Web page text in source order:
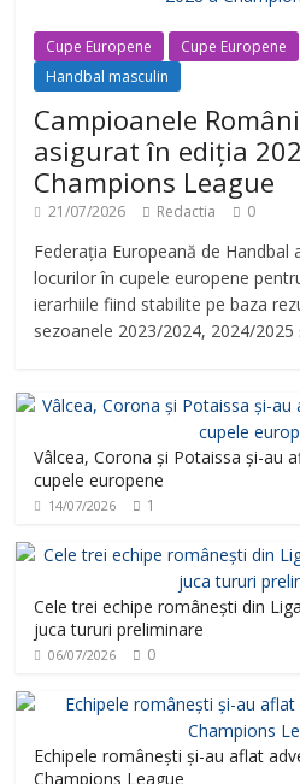
Cupe Europene Cupe Europene
Handbal masculin
Campioanele
asigurat în ediția
Champions League
21/07/2026 Redactia 0
Federația Europeană de
locurilor în cupele europene
ierarhiile fiind stabilite pe baza
sezoanele 2023/2024, 2024/2025
Vâlcea, Corona și Potaissa și-au
cupele europene
14/07/2026 1
Cele trei echipe românești din
juca tururi preliminare
06/07/2026 0
Echipele românești și-au aflat
Champions League